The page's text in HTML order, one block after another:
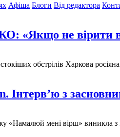
Афіша Блоги Від редактора
«Якщо не вірити в
обстрілів Харкова
Інтерв’ю з
«Намалюй мені вірш» виникла з